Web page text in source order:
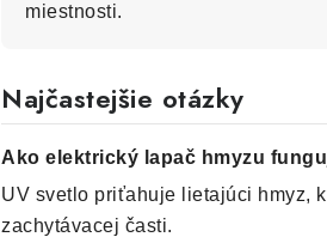
miestnosti.
Najčastejšie otázky
Ako elektrický lapač hmyzu
UV svetlo priťahuje lietajúci hmyz,
zachytávacej časti.